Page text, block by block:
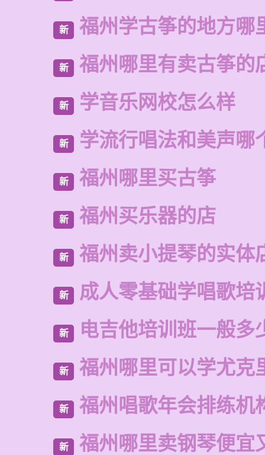
新 福州学古筝的地方哪
新 福州哪里有卖古筝的
新 学音乐网校怎么样
新 学流行唱法和美声哪
新 福州哪里买古筝
新 福州买乐器的店
新 福州卖小提琴的实体
新 成人零基础学唱歌培
新 电吉他培训班一般多
新 福州哪里可以学尤克
新 福州唱歌年会排练机
新 福州哪里卖钢琴便宜